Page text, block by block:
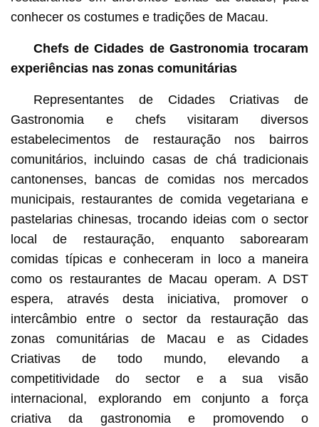
conhecer os costumes e tradições de Macau.
Chefs de Cidades de Gastronomia trocaram
experiências nas zonas comunitárias
Representantes de Cidades Criativas de
Gastronomia e chefs visitaram diversos
estabelecimentos de restauração nos bairros
comunitários, incluindo casas de chá tradicionais
cantonenses, bancas de comidas nos mercados
municipais, restaurantes de comida vegetariana e
pastelarias chinesas, trocando ideias com o sector
local de restauração, enquanto saborearam
comidas típicas e conheceram in loco a maneira
como os restaurantes de Macau operam. A DST
espera, através desta iniciativa, promover o
intercâmbio entre o sector da restauração das
zonas comunitárias de Macau e as Cidades
Criativas de todo mundo, elevando a
competitividade do sector e a sua visão
internacional, explorando em conjunto a força
criativa da gastronomia e promovendo o